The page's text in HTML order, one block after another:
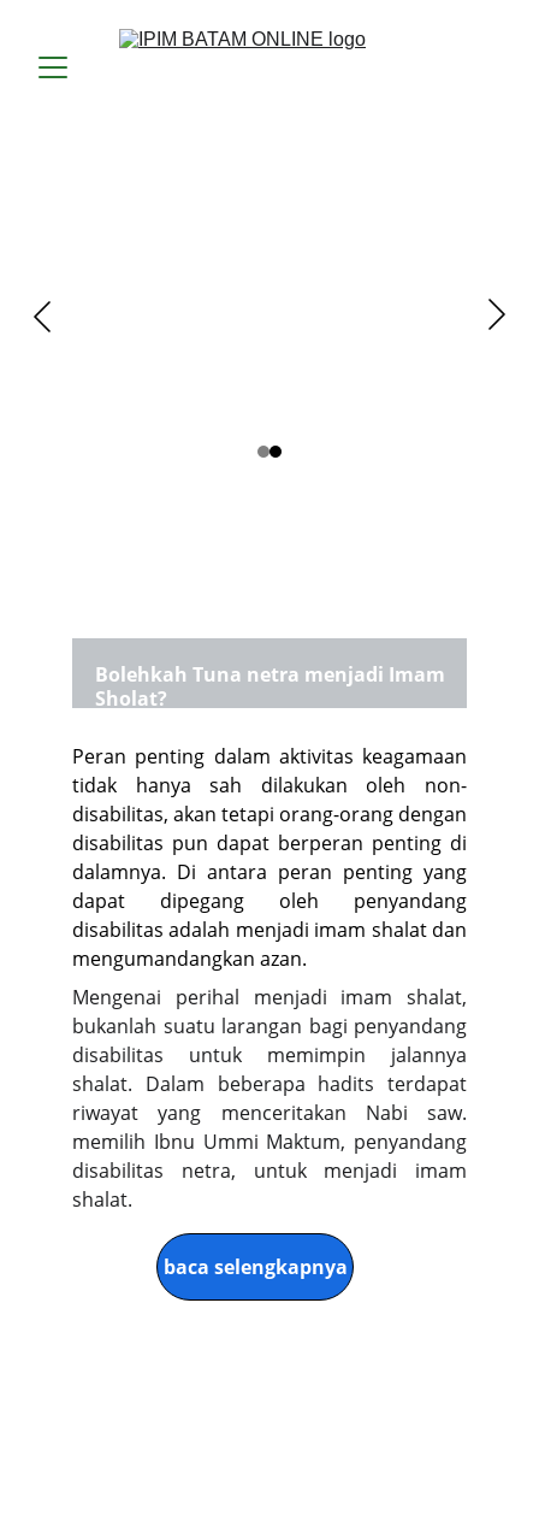
Peran penting dalam aktivitas keagamaan
tidak hanya sah dilakukan oleh non-
disabilitas, akan tetapi orang-orang dengan
disabilitas pun dapat berperan penting di
dalamnya. Di antara peran penting yang
dapat dipegang oleh penyandang
disabilitas adalah menjadi imam shalat dan
mengumandangkan azan.
Mengenai perihal menjadi imam shalat,
bukanlah suatu larangan bagi penyandang
disabilitas untuk memimpin jalannya
shalat. Dalam beberapa hadits terdapat
riwayat yang menceritakan Nabi saw.
memilih Ibnu Ummi Maktum, penyandang
disabilitas netra, untuk menjadi imam
shalat.
baca selengkapnya
Bolehkah Tuna netra menjadi Imam
Sholat?